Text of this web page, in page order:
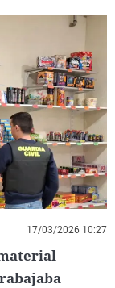
17/03/2026 10:27